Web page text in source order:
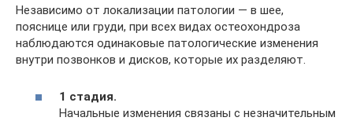
Независимо от локализации патологии — в шее,
пояснице или груди, при всех видах остеохондроза
наблюдаются одинаковые патологические изменения
внутри позвонков и дисков, которые их разделяют.
1 стадия.
Начальные изменения связаны с незначительным